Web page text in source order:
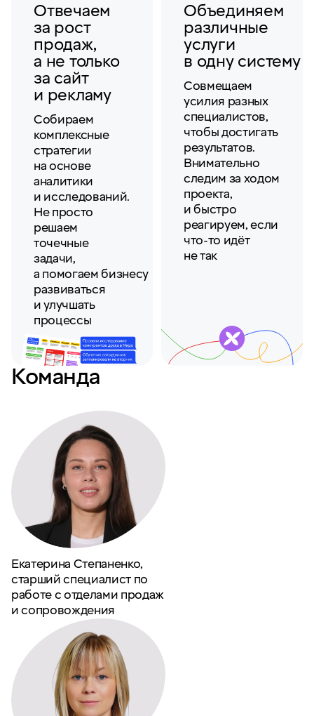
Отвечаем
за рост
продаж,
а не только
за сайт
и рекламу
Собираем
комплексные
стратегии
на основе
аналитики
и исследований.
Не просто
решаем
точечные
задачи,
а помогаем бизнесу
развиваться
и улучшать
процессы
Объединяем
различные
услуги
в одну систему
Совмещаем
усилия разных
специалистов,
чтобы достигать
результатов.
Внимательно
следим за ходом
проекта,
и быстро
реагируем, если
что-то идёт
не так
Команда
Екатерина Степаненко,
старший специалист по
работе с отделами продаж
и сопровождения